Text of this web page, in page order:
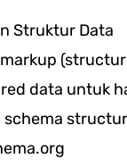
Struktur Data
data untuk